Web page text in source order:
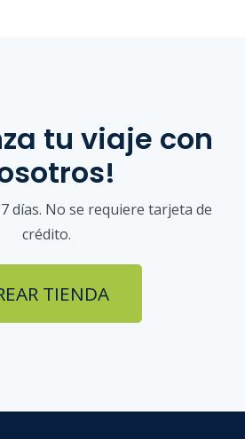
tu viaje con
días. No se requiere tarjeta de
crédito.
TIENDA